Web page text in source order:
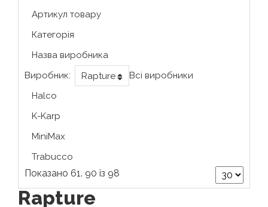
Артикул товару
Категорія
Назва виробника
Виробник:
Rapture
Всі виробники
Halco
K-Karp
MiniMax
Trabucco
Показано 61. 90 із 98
Rapture